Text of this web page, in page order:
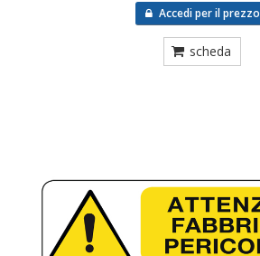
Accedi per il prezzo
scheda